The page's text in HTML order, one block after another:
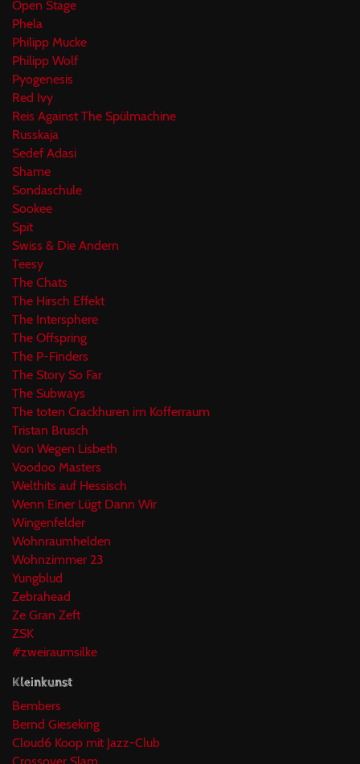
Open Stage
Phela
Philipp Mucke
Philipp Wolf
Pyogenesis
Red Ivy
Reis Against The Spülmachine
Russkaja
Sedef Adasi
Shame
Sondaschule
Sookee
Spit
Swiss & Die Andern
Teesy
The Chats
The Hirsch Effekt
The Intersphere
The Offspring
The P-Finders
The Story So Far
The Subways
The toten Crackhuren im Kofferraum
Tristan Brusch
Von Wegen Lisbeth
Voodoo Masters
Welthits auf Hessisch
Wenn Einer Lügt Dann Wir
Wingenfelder
Wohnraumhelden
Wohnzimmer 23
Yungblud
Zebrahead
Ze Gran Zeft
ZSK
#zweiraumsilke
Kleinkunst
Bembers
Bernd Gieseking
Cloud6 Koop mit Jazz-Club